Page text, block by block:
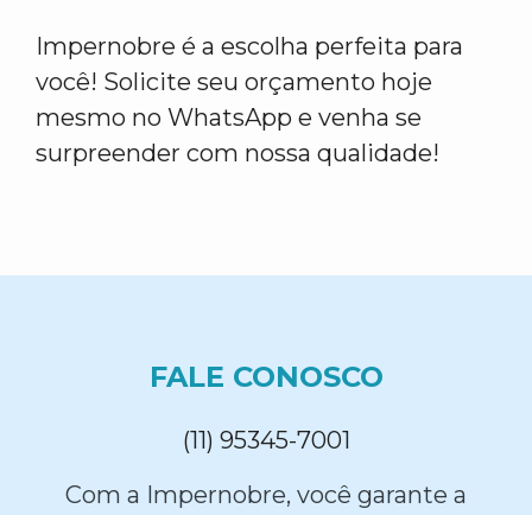
Impernobre é a escolha perfeita para
você! Solicite seu orçamento hoje
mesmo no WhatsApp e venha se
surpreender com nossa qualidade!
FALE CONOSCO
(11) 95345-7001
Com a Impernobre, você garante a